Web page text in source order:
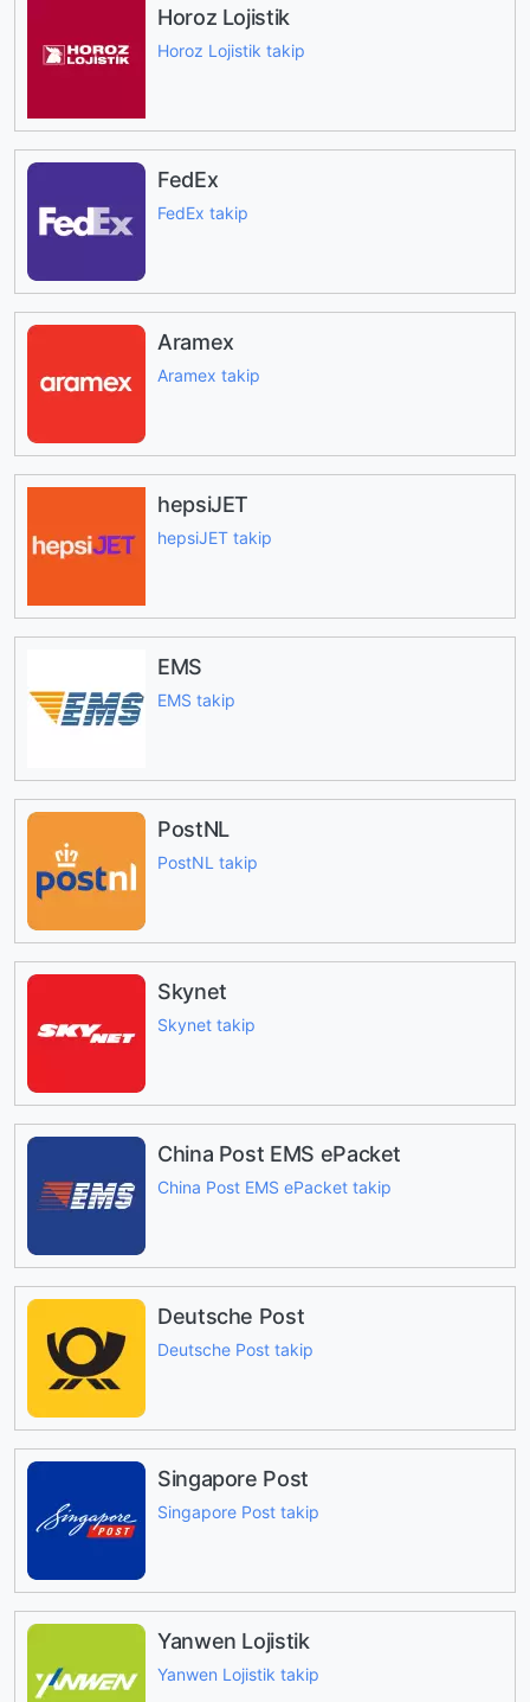
Horoz Lojistik
Horoz Lojistik takip
FedEx
FedEx takip
Aramex
Aramex takip
hepsiJET
hepsiJET takip
EMS
EMS takip
PostNL
PostNL takip
Skynet
Skynet takip
China Post EMS ePacket
China Post EMS ePacket takip
Deutsche Post
Deutsche Post takip
Singapore Post
Singapore Post takip
Yanwen Lojistik
Yanwen Lojistik takip